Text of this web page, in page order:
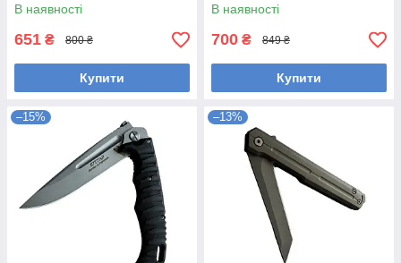
В наявності
651 ₴ 800 ₴
Купити
В наявності
700 ₴ 849 ₴
Купити
–15% –13%